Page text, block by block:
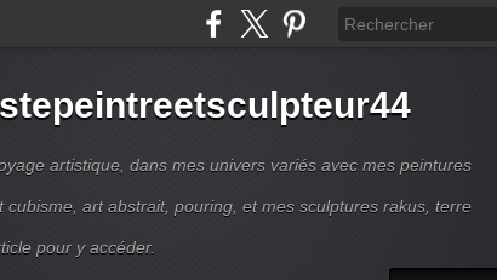
artistique, dans mes univers variés avec mes peintures
cubisme, art abstrait, pouring, et mes sculptures rakus, terre
pour y accéder.